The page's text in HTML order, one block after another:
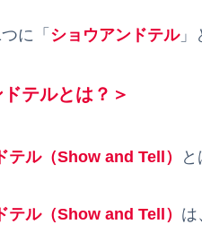
に「 ショウアンドテル」
テルとは？＞
テル（Show and Tell）
テル（Show and Tell） は